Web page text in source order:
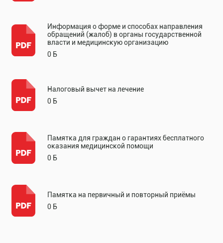
Информация о форме и способах направления
обращений (жалоб) в органы государственной
власти и медицинскую организацию
0 Б
Налоговый вычет на лечение
0 Б
Памятка для граждан о гарантиях бесплатного
оказания медицинской помощи
0 Б
Памятка на первичный и повторный приёмы
0 Б